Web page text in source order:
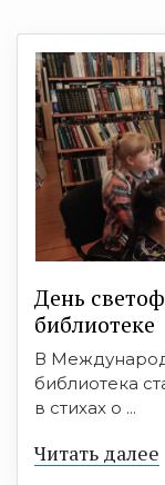
День
библиотеке
В
библиотека
в стихах о ...
Читать далее